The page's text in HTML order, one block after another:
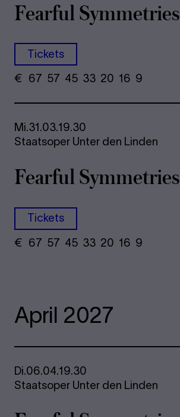
Fearful Symmetries
Tickets
€ ​ 67 57 45​ 33 20 16​ 9
Mi.31.03.19.30
Staatsoper Unter den Linden
Fearful Symmetries
Tickets
€ ​ 67 57 45​ 33 20 16​ 9
April 2027
Di.06.04.19.30
Staatsoper Unter den Linden